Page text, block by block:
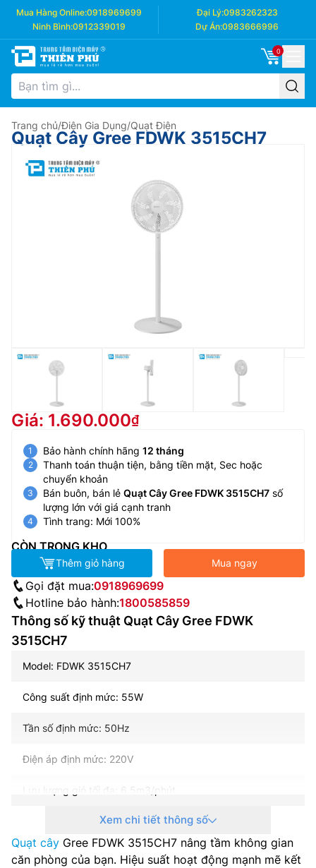
Mua Hàng Online:0918969699 Đại Lý:0983262323
Ninh Bình:0912339019 Dự Án:0983666996
0
Trang chủ/Điện Gia Dụng/Quạt Điện
Quạt Cây Gree FDWK 3515CH7
Giá: 1.690.000
Bảo hành chính hãng 12 tháng
Thanh toán thuận tiện, bằng tiền mặt, Sec hoặc
chuyển khoản
Bán buôn, bán lẻ Quạt Cây Gree FDWK 3515CH7 số
lượng lớn với giá cạnh tranh
Tình trang: Mới 100%
CÒN TRONG KHO
Thêm giỏ hàng Mua ngay
Gọi đặt mua:0918969699
Hotline bảo hành:1800585859
Thông số kỹ thuật Quạt Cây Gree FDWK
3515CH7
Model: FDWK 3515CH7
Công suất định mức: 55W
Tần số định mức: 50Hz
Điện áp định mức: 220V
Lưu lượng gió tối đa: 6.5m3/phút
Số cánh quạt: 7 cánh
Kích thước (dài x rộng x cao): 395 x 405 x 1140 cm
Xem chi tiết thông số
Quạt cây Gree FDWK 3515CH7 nâng tầm không gian
căn phòng của bạn. Hiệu suất hoạt động mạnh mẽ kết